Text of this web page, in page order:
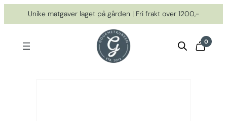
til
Unike matgaver laget på gården | Fri frakt over 1200,-
0